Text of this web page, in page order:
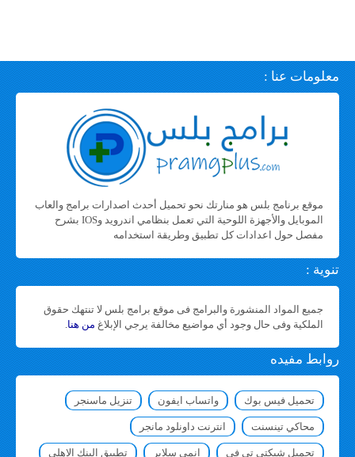
معلومات عنا :
موقع برنامج بلس هو منارتك نحو تحميل أحدث اصدارات برامج والعاب
الموبايل والأجهزة اللوحية التي تعمل بنظامي اندرويد وIOS بشرح
مفصل حول اعدادات كل تطبيق وطريقة استخدامه
تنوية :
جميع المواد المنشورة والبرامج فى موقع برامج بلس لا تنتهك حقوق
الملكية وفى حال وجود أي مواضيع مخالفة يرجي الإبلاغ من هنا.
روابط مفيده
تحميل فيس بوك واتساب ايفون تنزيل ماسنجر
محاكي تينسنت انترنت داونلود مانجر
تحميل شبكتي تي في انمي سلاير تطبيق البنك الاهلي